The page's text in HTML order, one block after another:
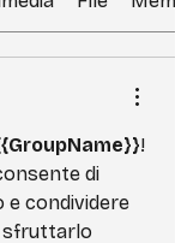
!
di
condividere
sfruttarlo